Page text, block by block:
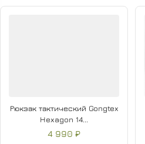
Рюкзак тактический Gongtex
Hexagon 14...
4 990 ₽